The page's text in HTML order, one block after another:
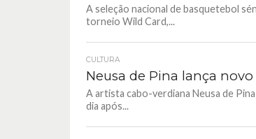
A seleção nacional de basquetebol
torneio Wild Card,...
CULTURA
Neusa de Pina lança
A artista cabo-verdiana Neusa de
dia após...